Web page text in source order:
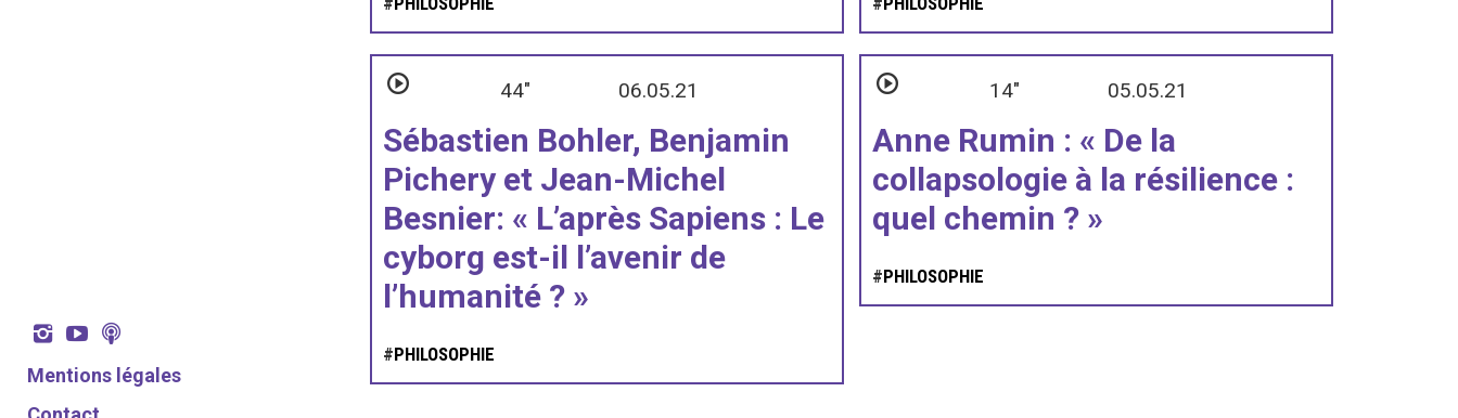
Mentions légales
44" 06.05.21
Sébastien Bohler, Benjamin
Pichery et Jean-Michel
Besnier: « L’après Sapiens : Le
cyborg est-il l’avenir de
l’humanité ? »
#PHILOSOPHIE
14" 05.05.21
Anne Rumin : « De la
collapsologie à la résilience :
quel chemin ? »
#PHILOSOPHIE